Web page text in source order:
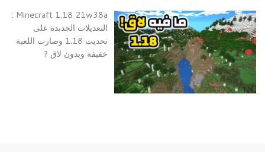
Minecraft 1.18 21w38a :
التعديلات الجدبدة على
تحديث 1.18 وصارت اللعبة
خفيفة وبدون لاق ?